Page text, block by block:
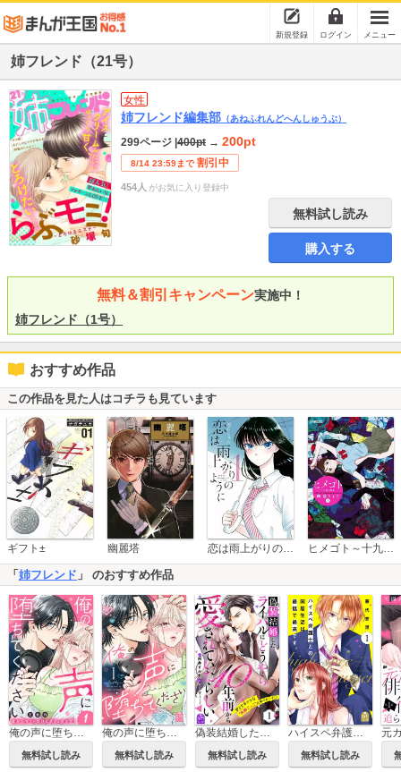
新規登録 ログイン メニュー
姉フレンド（21号）
女性
姉フレンド編集部 （あねふれんどへんしゅうぶ）
299ページ 400pt → 200pt
8/14 23:59まで 割引中
454人 がお気に入り登録中
無料試し読み
購入する
無料＆割引キャンペーン実施中！
姉フレンド（1号）
おすすめ作品
この作品を見た人はコチラも見ています
ギフト± 幽麗塔 恋は雨上がりのように ヒメゴト～十九歳の制服～
「 姉フレンド 」 のおすすめ作品
無料試し読み 無料試し読み 無料試し読み 無料試し読み